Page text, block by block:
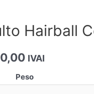
Hairball
IVAI
Peso